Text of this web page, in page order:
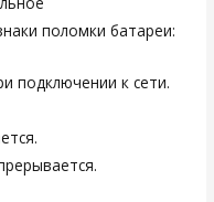
поломки батареи:
подключении к сети.